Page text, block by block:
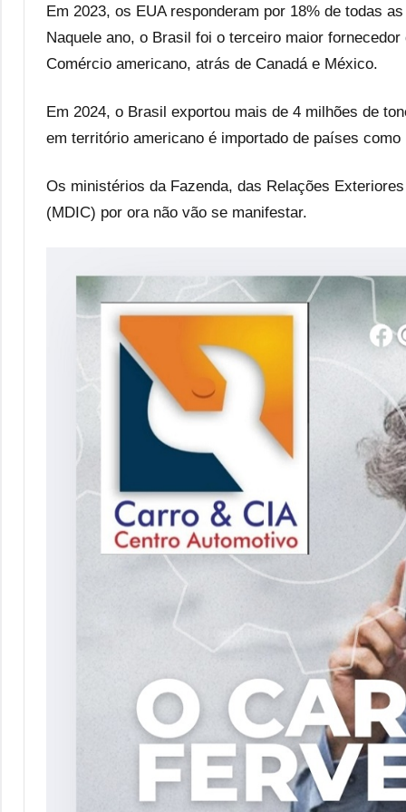
Em 2023, os EUA responderam por 18% de todas
Naquele ano, o Brasil foi o terceiro maior
Comércio americano, atrás de Canadá e México.
Em 2024, o Brasil exportou mais de 4 milhões de
em território americano é importado de países
Os ministérios da Fazenda, das Relações
(MDIC) por ora não vão se manifestar.